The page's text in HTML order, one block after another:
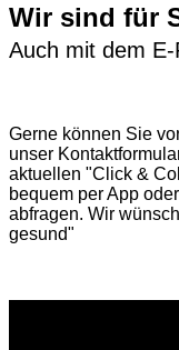
Wir sind für
Auch mit dem E-
Gerne können Sie
unser
aktuellen "Click &
bequem per App
abfragen. Wir
gesund"